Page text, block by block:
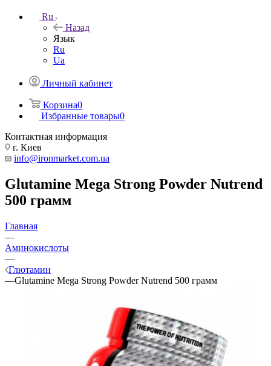
Ru
Назад
Язык
Ru
Ua
Личный кабинет
Корзина0
Избранные товары0
Контактная информация
г. Киев
info@ironmarket.com.ua
Glutamine Mega Strong Powder Nutrend
500 грамм
Главная
—
Аминокислоты
—
Глютамин
—Glutamine Mega Strong Powder Nutrend 500 грамм